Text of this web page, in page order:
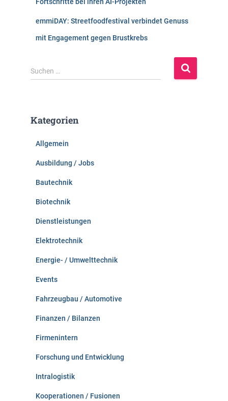
Fortschritte bei ihren AI-Projekten
emmiDAY: Streetfoodfestival verbindet Genuss
mit Engagement gegen Brustkrebs
S
u
n
Suchen …
Kategorien
Allgemein
Ausbildung / Jobs
Bautechnik
Biotechnik
Dienstleistungen
Elektrotechnik
Energie- / Umwelttechnik
Events
Fahrzeugbau / Automotive
Finanzen / Bilanzen
Firmenintern
Forschung und Entwicklung
Intralogistik
Kooperationen / Fusionen